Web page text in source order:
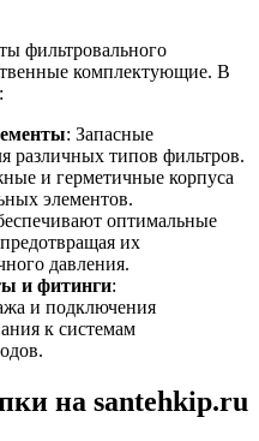
фильтровального
комплектующие. В
: Запасные
различных типов фильтров.
и герметичные корпуса
элементов.
оптимальные
их
давления.
и фитинги:
и подключения
к системам
на santehkip.ru